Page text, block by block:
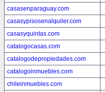
casasenparaguay.com
casasypisosenalquiler.com
casasyquintas.com
catalogocasas.com
catalogodepropiedades.com
catalogoinmuebles.com
chileinmuebles.com